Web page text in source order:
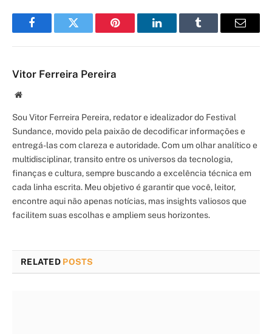
FacebookTwitter Pinterest LinkedInTumblr Email
Vitor Ferreira Pereira
Site/Blog
Sou Vitor Ferreira Pereira, redator e idealizador do Festival
Sundance, movido pela paixão de decodificar informações e
entregá-las com clareza e autoridade. Com um olhar analítico e
multidisciplinar, transito entre os universos da tecnologia,
finanças e cultura, sempre buscando a excelência técnica em
cada linha escrita. Meu objetivo é garantir que você, leitor,
encontre aqui não apenas notícias, mas insights valiosos que
facilitem suas escolhas e ampliem seus horizontes.
RELATED POSTS